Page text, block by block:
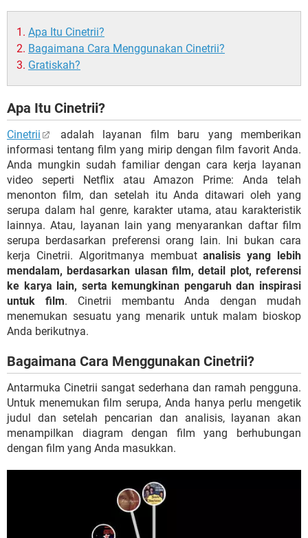
Apa Itu Cinetrii?
Bagaimana Cara Menggunakan Cinetrii?
Gratiskah?
Apa Itu Cinetrii?
Cinetrii
adalah layanan film baru yang memberikan
informasi tentang film yang mirip dengan film favorit Anda.
Anda mungkin sudah familiar dengan cara kerja layanan
video seperti Netflix atau Amazon Prime: Anda telah
menonton film, dan setelah itu Anda ditawari oleh yang
serupa dalam hal genre, karakter utama, atau karakteristik
lainnya. Atau, layanan lain yang menyarankan daftar film
serupa berdasarkan preferensi orang lain. Ini bukan cara
kerja Cinetrii. Algoritmanya membuatanalisis yang lebih
mendalam, berdasarkan ulasan film, detail plot, referensi
ke karya lain, serta kemungkinan pengaruh dan inspirasi
untuk film. Cinetrii membantu Anda dengan mudah
menemukan sesuatu yang menarik untuk malam bioskop
Anda berikutnya.
Bagaimana Cara Menggunakan Cinetrii?
Antarmuka Cinetrii sangat sederhana dan ramah pengguna.
Untuk menemukan film serupa, Anda hanya perlu mengetik
judul dan setelah pencarian dan analisis, layanan akan
menampilkan diagram dengan film yang berhubungan
dengan film yang Anda masukkan.